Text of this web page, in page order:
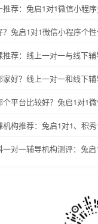
荐：兔启1对1微信小程
兔启1对1微信小程序个
荐：线上一对一与线下
好？线上一对一和线下
平台比较好？兔启1对1
构推荐：兔启1对1、积
对一辅导机构测评：兔